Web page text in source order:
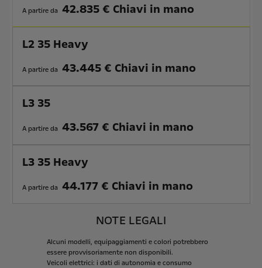
A partire da 42.835 € Chiavi in mano
L2 35 Heavy
A partire da 43.445 € Chiavi in mano
L3 35
A partire da 43.567 € Chiavi in mano
L3 35 Heavy
A partire da 44.177 € Chiavi in mano
NOTE LEGALI
Alcuni modelli, equipaggiamenti e colori potrebbero
essere provvisoriamente non disponibili.
Veicoli elettrici: i dati di autonomia e consumo